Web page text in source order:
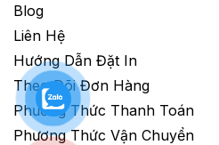
Blog
Liên Hệ
Hướng Dẫn Đặt In
Theo Dõi Đơn Hàng
Phương Thức Thanh Toán
Phương Thức Vận Chuyển